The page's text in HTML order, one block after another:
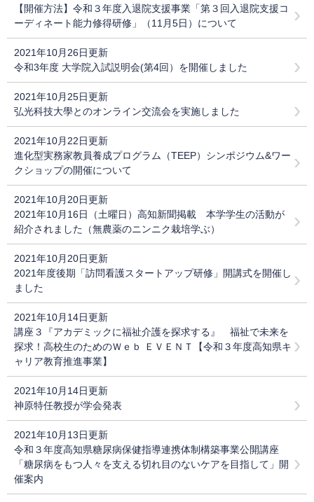
【開催方法】令和３年度入退院支援事業「第３回入退院支援コ
ーディネート能力修得研修」（11月5日）について
2021年10月26日更新
令和3年度 大学院入試説明会(第4回）を開催しました
2021年10月25日更新
弘光科技大學とのオンライン交流会を実施しました
2021年10月22日更新
進化型実務家教員養成プログラム（TEEP）シンポジウム&ワー
クショップの開催について
2021年10月20日更新
2021年10月16日（土曜日）高知新聞掲載 本学学生の活動が
紹介されました（無農薬のニンニク栽培学ぶ）
2021年10月20日更新
2021年度後期「訪問看護スタートアップ研修」開講式を開催し
ました
2021年10月14日更新
講座３『アカデミックに福祉介護を探求する』 福祉で未来を
探求！高校生のためのＷｅｂ ＥＶＥＮＴ【令和３年度高知県キ
ャリア教育推進事業】
2021年10月14日更新
神原特任教授が学会発表
2021年10月13日更新
令和３年度高知県糖尿病保健指導連携体制構築事業公開講座
「糖尿病をもつ人々を支える切れ目のないケアを目指して」開
催案内